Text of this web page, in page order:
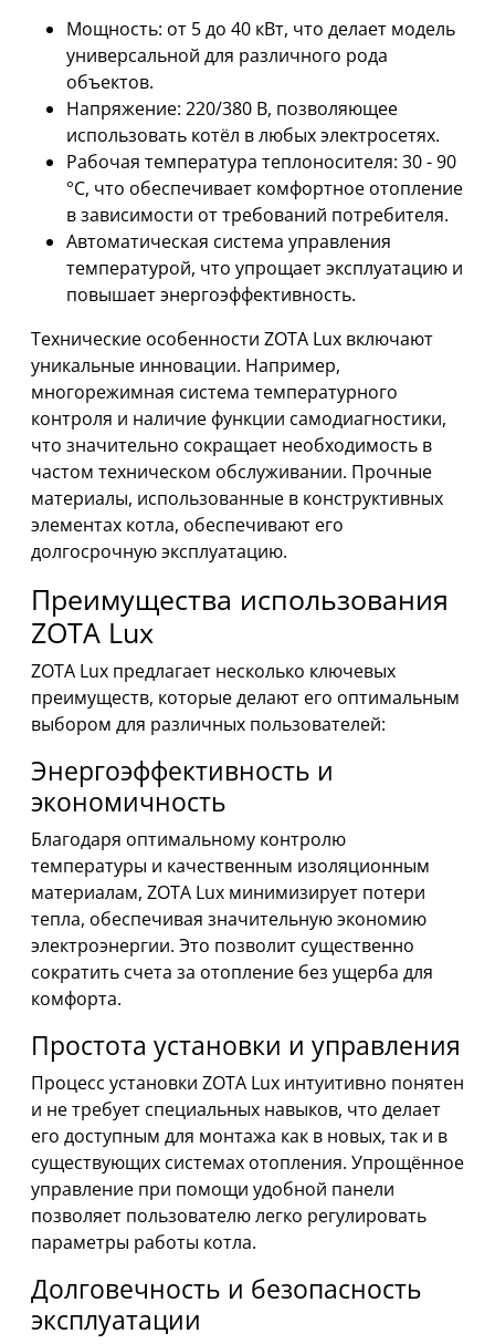
Мощность: от 5 до 40 кВт, что делает модель
универсальной для различного рода
объектов.
Напряжение: 220/380 В, позволяющее
использовать котёл в любых электросетях.
Рабочая температура теплоносителя: 30 - 90
°C, что обеспечивает комфортное отопление
в зависимости от требований потребителя.
Автоматическая система управления
температурой, что упрощает эксплуатацию и
повышает энергоэффективность.
Технические особенности ZOTA Lux включают
уникальные инновации. Например,
многорежимная система температурного
контроля и наличие функции самодиагностики,
что значительно сокращает необходимость в
частом техническом обслуживании. Прочные
материалы, использованные в конструктивных
элементах котла, обеспечивают его
долгосрочную эксплуатацию.
Преимущества использования
ZOTA Lux
ZOTA Lux предлагает несколько ключевых
преимуществ, которые делают его оптимальным
выбором для различных пользователей:
Энергоэффективность и
экономичность
Благодаря оптимальному контролю
температуры и качественным изоляционным
материалам, ZOTA Lux минимизирует потери
тепла, обеспечивая значительную экономию
электроэнергии. Это позволит существенно
сократить счета за отопление без ущерба для
комфорта.
Простота установки и управления
Процесс установки ZOTA Lux интуитивно понятен
и не требует специальных навыков, что делает
его доступным для монтажа как в новых, так и в
существующих системах отопления. Упрощённое
управление при помощи удобной панели
позволяет пользователю легко регулировать
параметры работы котла.
Долговечность и безопасность
эксплуатации